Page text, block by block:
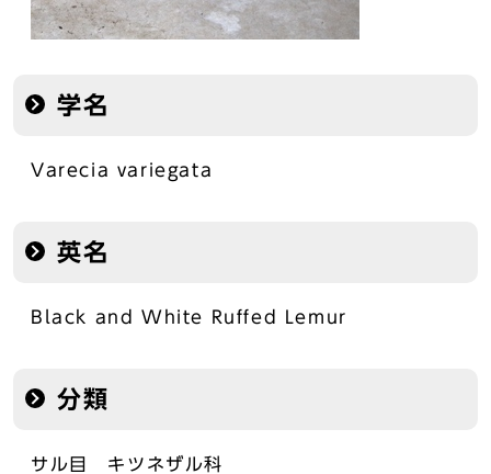
学名
Varecia variegata
英名
Black and White Ruffed Lemur
分類
サル目 キツネザル科